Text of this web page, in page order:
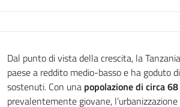
Dal punto di vista della crescita, la
paese a reddito medio-basso e ha goduto
sostenuti. Con una popolazione di circa
prevalentemente giovane,